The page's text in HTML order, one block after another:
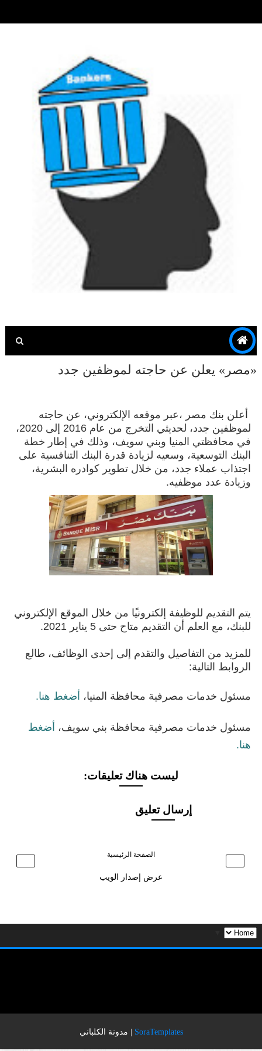
«مصر» يعلن عن حاجته لموظفين جدد
أعلن بنك مصر ،عبر موقعه الإلكتروني، عن حاجته
لموظفين جدد، لحديثي التخرج من عام 2016 إلى 2020،
في محافظتي المنيا وبني سويف، وذلك في إطار خطة
البنك التوسعية، وسعيه لزيادة قدرة البنك التنافسية على
اجتذاب عملاء جدد، من خلال تطوير كوادره البشرية،
وزيادة عدد موظفيه.
يتم التقديم للوظيفة إلكترونيًا من خلال الموقع الإلكتروني
للبنك، مع العلم أن التقديم متاح حتى 5 يناير 2021.
للمزيد من التفاصيل والتقدم إلى إحدى الوظائف، طالع
الروابط التالية:
مسئول خدمات مصرفية محافظة المنيا، أضغط هنا.
مسئول خدمات مصرفية محافظة بني سويف،
أضغط
هنا.
ليست هناك تعليقات:
إرسال تعليق
‹
› الصفحة الرئيسية
عرض إصدار الويب
SoraTemplates
| مدونة الكلباني